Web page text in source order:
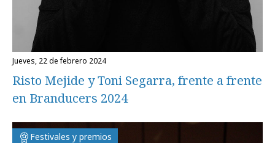
jueves, 22 de febrero 2024
Risto Mejide y Toni Segarra, frente a frente
en Branducers 2024
Festivales y premios